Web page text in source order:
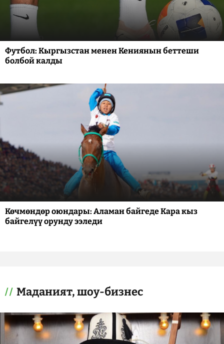
Футбол: Кыргызстан менен Кениянын беттеши
болбой калды
Көчмөндөр оюндары: Аламан байгеде Кара кыз
байгелүү орунду ээледи
Маданият, шоу-бизнес